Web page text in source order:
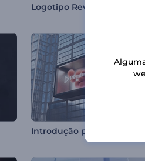
Introdução para Painel